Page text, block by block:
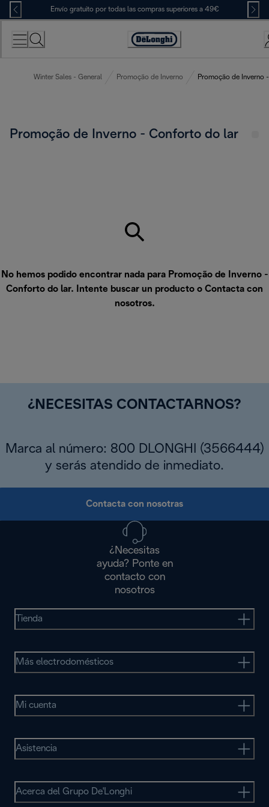
Skip
to
Content
Envío gratuito por todas las compras superiores a 49€
Accessibility
Winter Sales - General Promoção de Inverno Promoção de Inverno
Promoção de Inverno - Conforto do lar
No hemos podido encontrar nada para Promoção de Inverno -
Conforto do lar. Intente buscar un producto o Contacta con
nosotros.
¿NECESITAS CONTACTARNOS?
Marca al número: 800 DLONGHI (3566444)
y serás atendido de inmediato.
Contacta con nosotras
¿Necesitas
ayuda? Ponte en
contacto con
nosotros
Tienda
Más electrodomésticos
Mi cuenta
Asistencia
Acerca del Grupo De'Longhi